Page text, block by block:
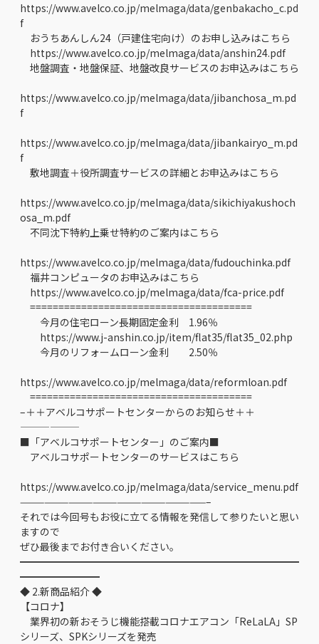
https://www.avelco.co.jp/melmaga/data/genbakacho_c.pd
f
おうちあんしん24（戸建住宅向け）のお申し込みはこちら
https://www.avelco.co.jp/melmaga/data/anshin24.pdf
地盤調査・地盤保証、地盤改良サービスのお申込みはこちら
https://www.avelco.co.jp/melmaga/data/jibanchosa_m.pd
f
https://www.avelco.co.jp/melmaga/data/jibankairyo_m.pd
f
敷地調査＋役所調査サービスの詳細とお申込みはこちら
https://www.avelco.co.jp/melmaga/data/sikichiyakushoch
osa_m.pdf
不同沈下特約上乗せ特約のご案内はこちら
https://www.avelco.co.jp/melmaga/data/fudouchinka.pdf
福井コンピュータのお申込みはこちら
https://www.avelco.co.jp/melmaga/data/fca-price.pdf
=======================================
今月の住宅ローン長期固定金利 1.96％
https://www.j-anshin.co.jp/item/flat35/flat35_02.php
今月のリフォームローン金利 2.50％
https://www.avelco.co.jp/melmaga/data/reformloan.pdf
=======================================
–＋＋アベルコサポートセンターからのお知らせ＋＋
——————
■「アベルコサポートセンター」のご案内■
アベルコサポートセンターのサービスはこちら
https://www.avelco.co.jp/melmaga/data/service_menu.pdf
———————————————————————–
それでは今回号もお役に立てる情報を発信して参りたいと思い
ますので
ぜひ最後までお付き合いください。
━━━━━━━━━━━━━━━━━━━━━━━━━━━━
━━━━━━━━
◆ 2.新商品紹介 ◆
【コロナ】
業界初の新おそうじ機能搭載コロナエアコン「ReLaLA」SP
シリーズ、SPKシリーズを発売